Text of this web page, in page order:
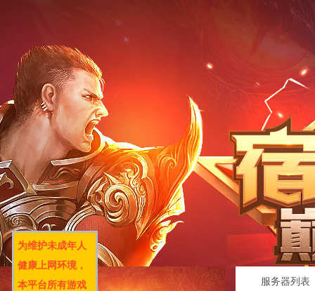
服务器列表
为维护未成年人
健康上网环境，
本平台所有游戏